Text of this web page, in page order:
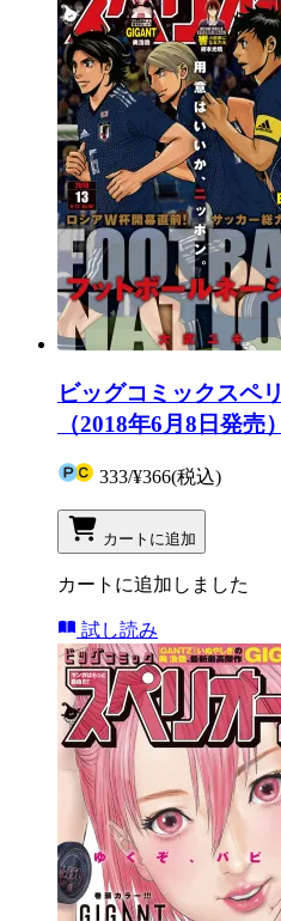
ビッグコミックスペ
（2018年6月8日発売）
333/¥366(税込)
カートに追加
カートに追加しました
試し読み